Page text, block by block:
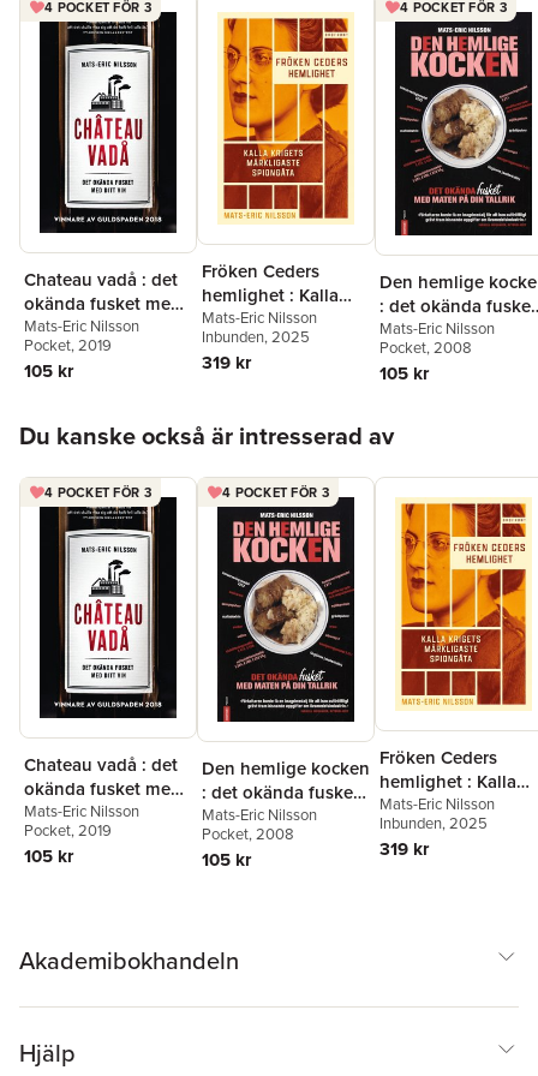
4 POCKET FÖR 3
Chateau vadå : det
okända fusket med
ditt vin
Mats-Eric Nilsson
Pocket, 2019
105 kr
Fröken Ceders
hemlighet : Kalla
krigets märkligaste
spiongåta
Mats-Eric Nilsson
Inbunden, 2025
319 kr
4 POCKET FÖR 3
Den hemlige
: det okända fusket
med maten på din
tallrik
Mats-Eric Nilsson
Pocket, 2008
105 kr
Du kanske också är intresserad av
4 POCKET FÖR 3
Chateau vadå : det
okända fusket med
ditt vin
Mats-Eric Nilsson
Pocket, 2019
105 kr
4 POCKET FÖR 3
Den hemlige kocken
: det okända fusket
med maten på din
tallrik
Mats-Eric Nilsson
Pocket, 2008
105 kr
Fröken Ceders
hemlighet : Kalla
krigets märkligaste
spiongåta
Mats-Eric Nilsson
Inbunden, 2025
319 kr
Akademibokhandeln
Hjälp